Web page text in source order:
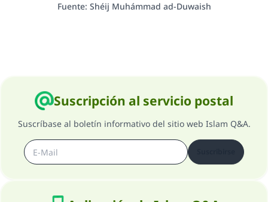
Fuente: Shéij Muhámmad ad-Duwaish
Suscripción al servicio postal
Suscríbase al boletín informativo del sitio web Islam Q&A.